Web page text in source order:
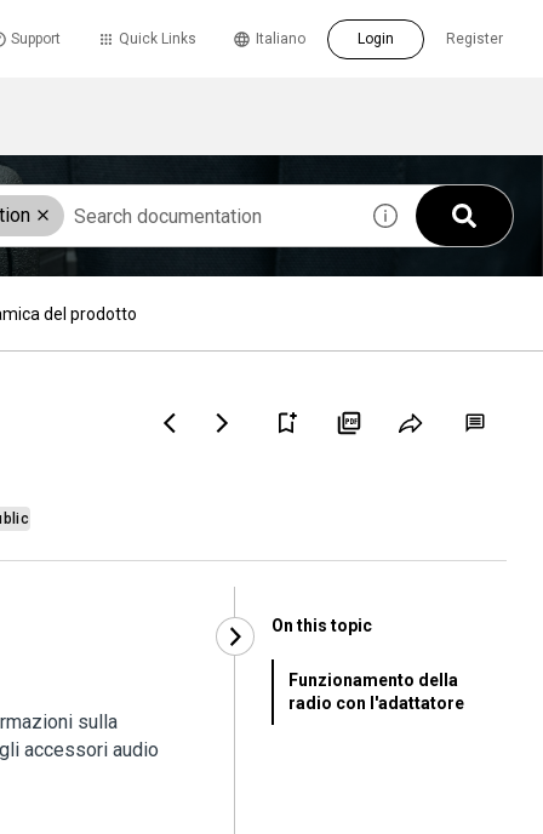
Support Quick Links Register
Italiano Login
del prodotto
sulla
accessori audio
On this topic
Funzionamento della
radio con l'adattatore